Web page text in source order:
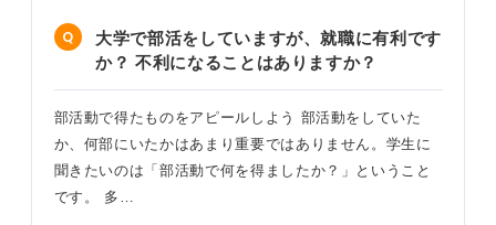
大学で部活をしていますが、就職に有利です
か？ 不利になることはありますか？
部活動で得たものをアピールしよう 部活動をしていた
か、何部にいたかはあまり重要ではありません。学生に
聞きたいのは「部活動で何を得ましたか？」ということ
です。 多…